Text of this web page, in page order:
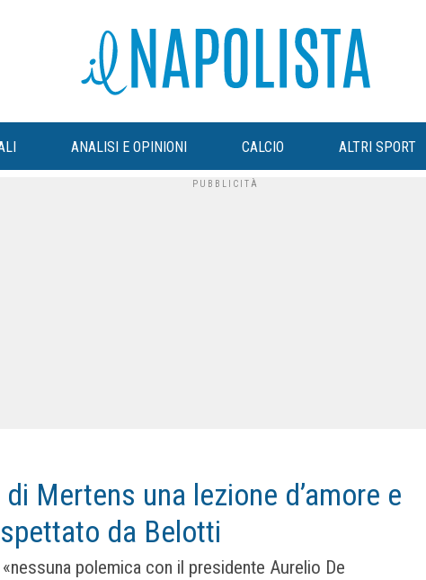
ANALISI E OPINIONI CALCIO ALTRI SPORT
Mertens una lezione d’amore e
da Belotti
polemica con il presidente Aurelio De